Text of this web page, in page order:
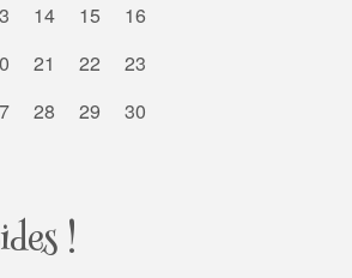
14 15
16
21 22
23
28 29
30
!